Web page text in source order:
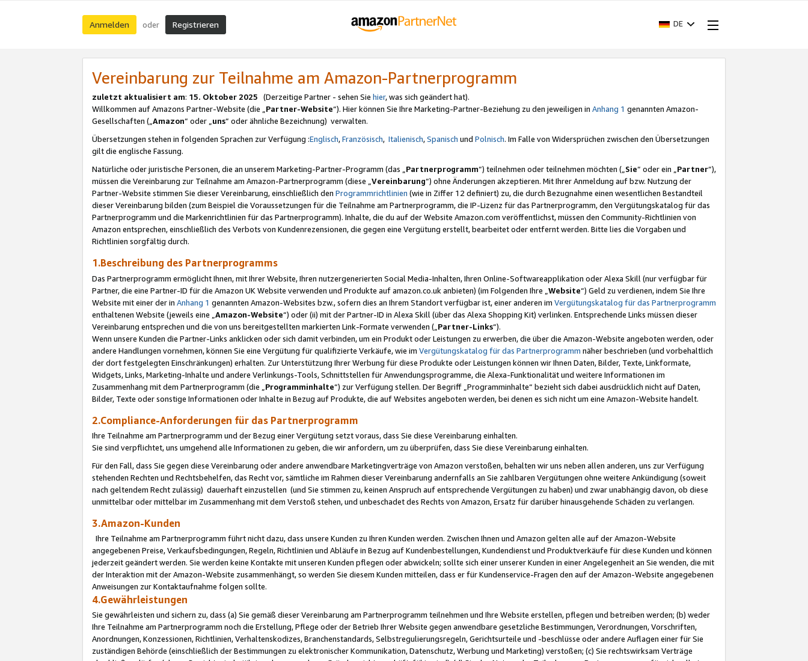
Anmelden oder Registrieren DE
Vereinbarung zur Teilnahme am Amazon-Partnerprogramm
zuletzt aktualisiert am: 15. Oktober 2025 (Derzeitige Partner - sehen Sie hier, was sich geändert hat).
Willkommen auf Amazons Partner-Website (die „Partner-Website“). Hier können Sie Ihre Marketing-Partner-Beziehung zu den jeweiligen in Anhang 1 genannten Amazon-
Gesellschaften („Amazon“ oder „uns“ oder ähnliche Bezeichnung) verwalten.
Übersetzungen stehen in folgenden Sprachen zur Verfügung :Englisch,Französisch, Italienisch,Spanisch und Polnisch. Im Falle von Widersprüchen zwischen den Übersetzungen
gilt die englische Fassung.
Natürliche oder juristische Personen, die an unserem Marketing-Partner-Programm (das „Partnerprogramm“) teilnehmen oder teilnehmen möchten („Sie“ oder ein „Partner“),
müssen die Vereinbarung zur Teilnahme am Amazon-Partnerprogramm (diese „Vereinbarung“) ohne Änderungen akzeptieren. Mit Ihrer Anmeldung auf bzw. Nutzung der
Partner-Website stimmen Sie dieser Vereinbarung, einschließlich den Programmrichtlinien (wie in Ziffer 12 definiert) zu, die durch Bezugnahme einen wesentlichen Bestandteil
dieser Vereinbarung bilden (zum Beispiel die Voraussetzungen für die Teilnahme am Partnerprogramm, die IP-Lizenz für das Partnerprogramm, den Vergütungskatalog für das
Partnerprogramm und die Markenrichtlinien für das Partnerprogramm). Inhalte, die du auf der Website Amazon.com veröffentlichst, müssen den Community-Richtlinien von
Amazon entsprechen, einschließlich des Verbots von Kundenrezensionen, die gegen eine Vergütung erstellt, bearbeitet oder entfernt werden. Bitte lies die Vorgaben und
Richtlinien sorgfältig durch.
1.Beschreibung des Partnerprogramms
Das Partnerprogramm ermöglicht Ihnen, mit Ihrer Website, Ihren nutzergenerierten Social Media-Inhalten, Ihren Online-Softwareapplikation oder Alexa Skill (nur verfügbar für
Partner, die eine Partner-ID für die Amazon UK Website verwenden und Produkte auf amazon.co.uk anbieten) (im Folgenden Ihre „ Website“) Geld zu verdienen, indem Sie Ihre
Website mit einer der in Anhang 1 genannten Amazon-Websites bzw., sofern dies an Ihrem Standort verfügbar ist, einer anderen im Vergütungskatalog für das Partnerprogramm
enthaltenen Website (jeweils eine „ Amazon-Website“) oder (ii) mit der Partner-ID in Alexa Skill (über das Alexa Shopping Kit) verlinken. Entsprechende Links müssen dieser
Vereinbarung entsprechen und die von uns bereitgestellten markierten Link-Formate verwenden („ Partner-Links“).
Wenn unsere Kunden die Partner-Links anklicken oder sich damit verbinden, um ein Produkt oder Leistungen zu erwerben, die über die Amazon-Website angeboten werden, oder
andere Handlungen vornehmen, können Sie eine Vergütung für qualifizierte Verkäufe, wie im Vergütungskatalog für das Partnerprogramm näher beschrieben (und vorbehaltlich
der dort festgelegten Einschränkungen) erhalten. Zur Unterstützung Ihrer Werbung für diese Produkte oder Leistungen können wir Ihnen Daten, Bilder, Texte, Linkformate,
Widgets, Links, Marketing-Inhalte und andere Verlinkungs-Tools, Schnittstellen für Anwendungsprogramme, die Alexa-Funktionalität und weitere Informationen im
Zusammenhang mit dem Partnerprogramm (die „ Programminhalte“) zur Verfügung stellen. Der Begriff „Programminhalte“ bezieht sich dabei ausdrücklich nicht auf Daten,
Bilder, Texte oder sonstige Informationen oder Inhalte in Bezug auf Produkte, die auf Websites angeboten werden, bei denen es sich nicht um eine Amazon-Website handelt.
2.Compliance-Anforderungen für das Partnerprogramm
Ihre Teilnahme am Partnerprogramm und der Bezug einer Vergütung setzt voraus, dass Sie diese Vereinbarung einhalten.
Sie sind verpflichtet, uns umgehend alle Informationen zu geben, die wir anfordern, um zu überprüfen, dass Sie diese Vereinbarung einhalten.
Für den Fall, dass Sie gegen diese Vereinbarung oder andere anwendbare Marketingverträge von Amazon verstoßen, behalten wir uns neben allen anderen, uns zur Verfügung
stehenden Rechten und Rechtsbehelfen, das Recht vor, sämtliche im Rahmen dieser Vereinbarung andernfalls an Sie zahlbaren Vergütungen ohne weitere Ankündigung (soweit
nach geltendem Recht zulässig) dauerhaft einzustellen (und Sie stimmen zu, keinen Anspruch auf entsprechende Vergütungen zu haben) und zwar unabhängig davon, ob diese
unmittelbar oder mittelbar im Zusammenhang mit dem Verstoß stehen, und unbeschadet des Rechts von Amazon, Ersatz für darüber hinausgehende Schäden zu verlangen.
3.Amazon-Kunden
Ihre Teilnahme am Partnerprogramm führt nicht dazu, dass unsere Kunden zu Ihren Kunden werden. Zwischen Ihnen und Amazon gelten alle auf der Amazon-Website
angegebenen Preise, Verkaufsbedingungen, Regeln, Richtlinien und Abläufe in Bezug auf Kundenbestellungen, Kundendienst und Produktverkäufe für diese Kunden und können
jederzeit geändert werden. Sie werden keine Kontakte mit unseren Kunden pflegen oder abwickeln; sollte sich einer unserer Kunden in einer Angelegenheit an Sie wenden, die mit
der Interaktion mit der Amazon-Website zusammenhängt, so werden Sie diesem Kunden mitteilen, dass er für Kundenservice-Fragen den auf der Amazon-Website angegebenen
Anweisungen zur Kontaktaufnahme folgen sollte.
4.Gewährleistungen
Sie gewährleisten und sichern zu, dass (a) Sie gemäß dieser Vereinbarung am Partnerprogramm teilnehmen und Ihre Website erstellen, pflegen und betreiben werden; (b) weder
Ihre Teilnahme am Partnerprogramm noch die Erstellung, Pflege oder der Betrieb Ihrer Website gegen anwendbare gesetzliche Bestimmungen, Verordnungen, Vorschriften,
Anordnungen, Konzessionen, Richtlinien, Verhaltenskodizes, Branchenstandards, Selbstregulierungsregeln, Gerichtsurteile und -beschlüsse oder andere Auflagen einer für Sie
zuständigen Behörde (einschließlich der Bestimmungen zu elektronischer Kommunikation, Datenschutz, Werbung und Marketing) verstoßen; (c) Sie rechtswirksam Verträge